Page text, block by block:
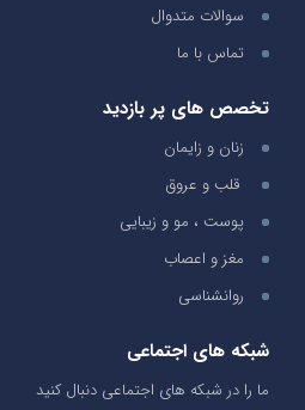
سوالات متدوال
تماس با ما
تخصص های پر بازدید
زنان و زایمان
قلب و عروق
پوست ، مو و زیبایی
مغز و اعصاب
روانشناسی
شبکه های اجتماعی
ما را در شبکه های اجتماعی دنبال کنید